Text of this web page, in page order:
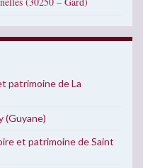
patrimoine de La
(Guyane)
et patrimoine de Saint